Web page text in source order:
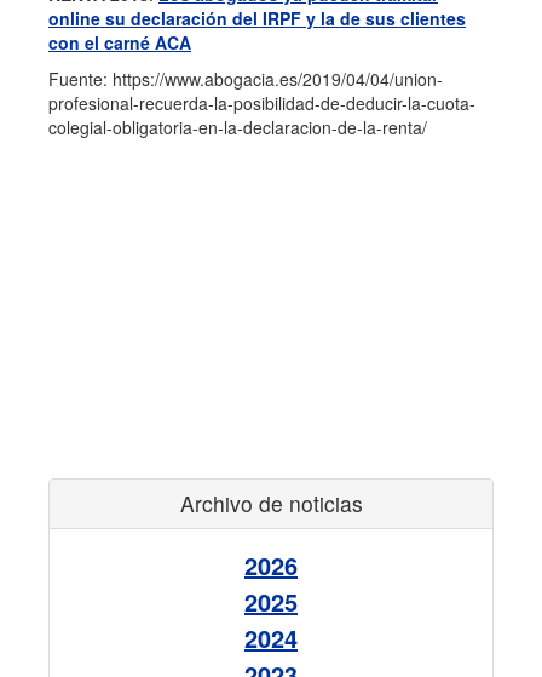
online su declaración del IRPF y la de sus clientes
con el carné ACA
Fuente: https://www.abogacia.es/2019/04/04/union-
profesional-recuerda-la-posibilidad-de-deducir-la-cuota-
colegial-obligatoria-en-la-declaracion-de-la-renta/
Archivo de noticias
2026
2025
2024